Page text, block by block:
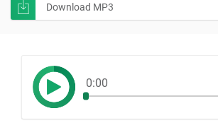
Download MP3
0:00